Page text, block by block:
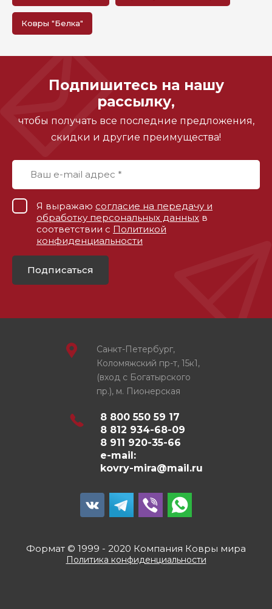
Ковры "Белка"
Подпишитесь на нашу
рассылку,
чтобы получать все последние предложения,
скидки и другие преимущества!
Я выражаю согласие на передачу и
обработку персональных данных в
соответствии с Политикой
конфиденциальности
Подписаться
Санкт-Петербург,
Коломяжский пр-т, 15к1,
(вход с Богатырского
пр.), м. Пионерская
8 800 550 59 17
8 812 934-68-09
8 911 920-35-66
e-mail:
kovry-mira@mail.ru
Формат © 1999 - 2020 Компания Ковры мира
Политика конфиденциальности